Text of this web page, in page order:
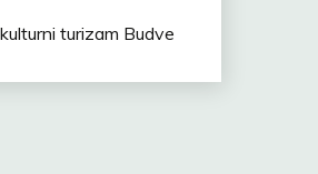
turizam Budve